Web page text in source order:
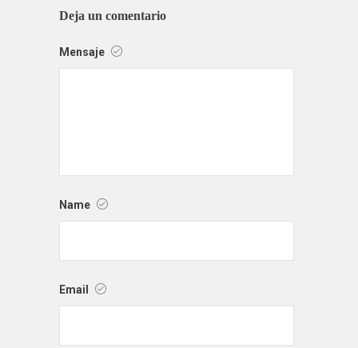
Deja un comentario
Mensaje
Name
Email